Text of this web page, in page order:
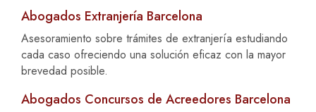
Abogados Extranjería Barcelona
Asesoramiento sobre trámites de extranjería estudiando
cada caso ofreciendo una solución eficaz con la mayor
brevedad posible.
Abogados Concursos de Acreedores Barcelona